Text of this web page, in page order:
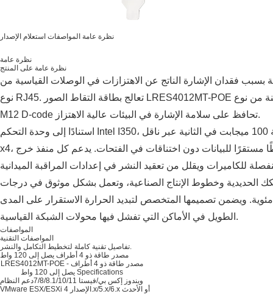
نظرة عامة المواصفات استعلام الإصدار
نظرة عامة
نظرة عامة على المنتج
فقدان الإشارة الناتج عن الاهتزازات في الوصلات القياسية من
نوع RJ45. تعالج بطاقة التقاط الصور LRES4012MT-POE هذه المشكلة من خلال واجهات طيران متينة من نوع
M12 D-code تحافظ على سلامة الإشارة في البيئات عالية الاهتزاز.
استنادًا إلى وحدة التحكم Intel I350، توفر هذه البطاقة أربعة منافذ بسرعة 100 ميجابت في الثانية عبر ناقل PCIe 2.1
x4، مما يضمن التقاطًا مستقرًا للبيانات دون اختناقات في الفتحات. يدعم كل منفذ خرج PoE+ يصل إلى 30 واط، مما
الحديدية وخطوط الإنتاج الصناعية، وتعمل بشكل موثوق في درجات
من 0 درجة مئوية إلى 55 درجة مئوية. ويضمن تصميمها المتخصص لتبديد الحرارة الاستقرار على المدى
الطويل في الأماكن التي تفشل فيها محولات الشبكة القياسية.
المواصفات
المواصفات التقنية
تفاصيل تقنية كاملة لتخطيط التكامل والنشر.
مصدر طاقة ذو 4 أطراف يصل إلى 120 واط
LRES4012MT-POE - مصدر طاقة ذو 4 أطراف
يصل إلى 120 واط Specifications
دعم النظام
ويندوز إكس بي/فيستا 7/8/8.1/10/11
VMware ESX/ESXi الإصدار 4.x/5.x/6.x أو الأحدث